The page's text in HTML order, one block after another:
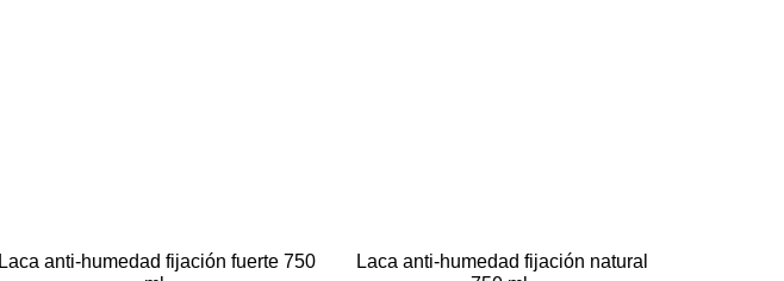
Laca anti-humedad fijación fuerte 750
Laca anti-humedad fijación natural